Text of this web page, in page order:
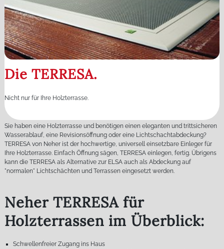
Die TERRESA.
Nicht nur für Ihre Holzterrasse.
Sie haben eine Holzterrasse und benötigen einen eleganten und trittsicheren
Wasserablauf, eine Revisionsöffnung oder eine Lichtschachtabdeckung?
TERRESA von Neher ist der hochwertige, universell einsetzbare Einleger für
Ihre Holzterrasse. Einfach Öffnung sägen, TERRESA einlegen, fertig. Übrigens
kann die TERRESA als Alternative zur ELSA auch als Abdeckung auf
"normalen" Lichtschächten und Terrassen eingesetzt werden.
Neher TERRESA für
Holzterrassen im Überblick:
Schwellenfreier Zugang ins Haus